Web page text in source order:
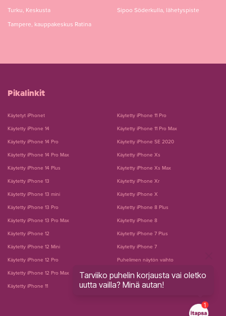
Turku, Keskusta
Tampere, kauppakeskus Ratina
Sipoo Söderkulla, lähetyspiste
Pikalinkit
Käytetyt iPhonet
Käytetty iPhone 14
Käytetty iPhone 14 Pro
Käytetty iPhone 14 Pro Max
Käytetty iPhone 14 Plus
Käytetty iPhone 13
Käytetty iPhone 13 mini
Käytetty iPhone 13 Pro
Käytetty iPhone 13 Pro Max
Käytetty iPhone 12
Käytetty iPhone 12 Mini
Käytetty iPhone 12 Pro
Käytetty iPhone 12 Pro Max
Käytetty iPhone 11
Käytetty iPhone 11 Pro
Käytetty iPhone 11 Pro Max
Käytetty iPhone SE 2020
Käytetty iPhone Xs
Käytetty iPhone Xs Max
Käytetty iPhone Xr
Käytetty iPhone X
Käytetty iPhone 8 Plus
Käytetty iPhone 8
Käytetty iPhone 7 Plus
Käytetty iPhone 7
Puhelimen näytön vaihto
Puhelimen akun vaihto
Tarviiko puhelin korjausta vai oletko
uutta vailla? Minä autan!